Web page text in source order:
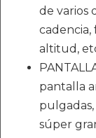
de varios
cadencia,
altitud,
pantalla
pulgadas,
súper